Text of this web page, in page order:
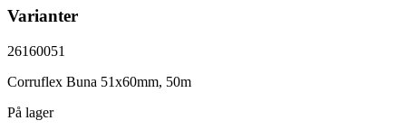
Varianter
26160051
Corruflex Buna 51x60mm, 50m
På lager